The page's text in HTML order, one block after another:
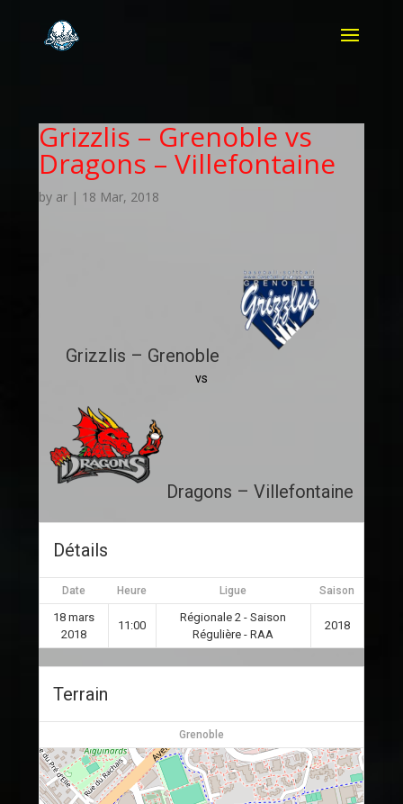
Grizzlis – Grenoble vs
Dragons – Villefontaine
by ar| 18 Mar, 2018
Grizzlis – Grenoble
vs
Dragons – Villefontaine
Détails
Date Heure Ligue Saison
18 mars
2018
11:00
Régionale 2 - Saison
Régulière - RAA
2018
Terrain
Grenoble